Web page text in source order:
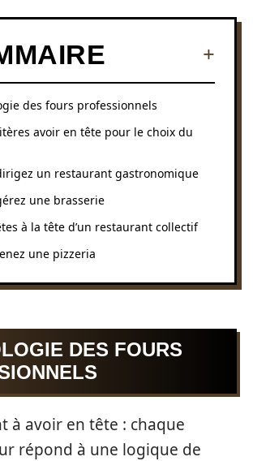
des fours professionnels
avoir en tête pour le choix du
un restaurant gastronomique
une brasserie
à la tête d’un restaurant collectif
une pizzeria
DES FOURS
à avoir en tête : chaque
répond à une logique de